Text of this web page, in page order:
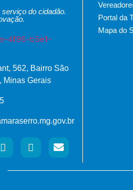
do cidadão.
562, Bairro São
Minas Gerais
Portal da
Mapa do